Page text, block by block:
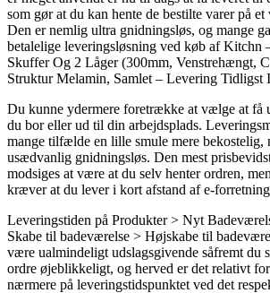
som gør at du kan hente de bestilte varer på
Den er nemlig ultra gnidningsløs, og mange
betalelige leveringsløsning ved køb af Kitchn
Skuffer Og 2 Låger (300mm, Venstrehængt,
Struktur Melamin, Samlet – Levering Tidligst
Du kunne ydermere foretrække at vælge at få
du bor eller ud til din arbejdsplads.
mange tilfælde en lille smule mere bekostelig,
usædvanlig gnidningsløs. Den mest
modsiges at være at du selv henter ordren,
kræver at du lever i kort afstand af e-
Leveringstiden på Produkter > Nyt
Skabe til badeværelse > Højskabe til
være ualmindeligt udslagsgivende såfremt du
ordre øjeblikkeligt, og herved er det relativt
nærmere på leveringstidspunktet ved det